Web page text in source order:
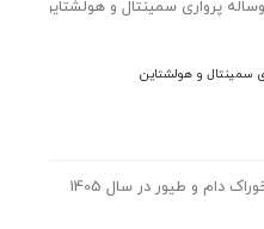
سمینتال و هولشتاین